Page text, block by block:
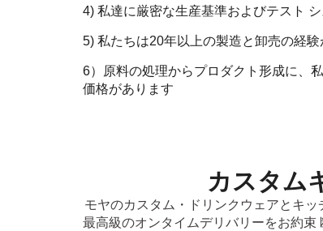
4) 私達に厳密な生産基準およびテスト
5) 私たちは20年以上の製造と卸売の経
6）原料の処理からプロダクト形成に、
価格があります
カスタム
モヤのカスタム・ドリンクウェアとキ
最高級のオンタイムデリバリーをお約